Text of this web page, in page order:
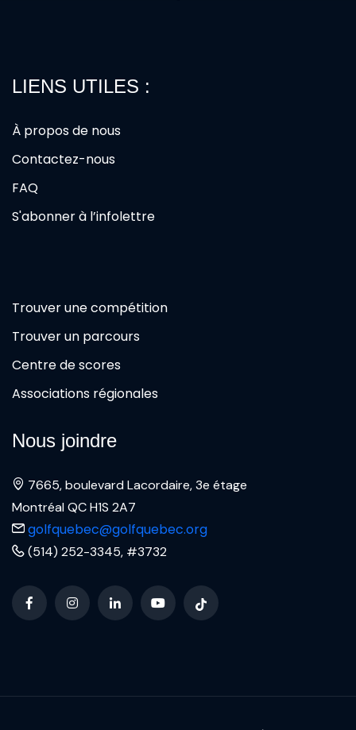
LIENS UTILES :
À propos de nous
Contactez-nous
FAQ
S'abonner à l’infolettre
Trouver une compétition
Trouver un parcours
Centre de scores
Associations régionales
Nous joindre
7665, boulevard Lacordaire, 3e étage
Montréal QC H1S 2A7
golfquebec@golfquebec.org
(514) 252-3345, #3732